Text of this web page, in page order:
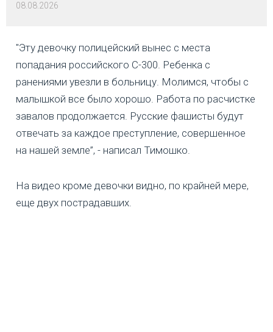
08.08.2026
"Эту девочку полицейский вынес с места
попадания российского С-300. Ребенка с
ранениями увезли в больницу. Молимся, чтобы с
малышкой все было хорошо. Работа по расчистке
завалов продолжается. Русские фашисты будут
отвечать за каждое преступление, совершенное
на нашей земле”, - написал Тимошко.
На видео кроме девочки видно, по крайней мере,
еще двух пострадавших.